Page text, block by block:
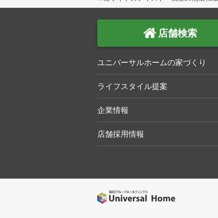
店舗検索
ユニバーサルホームの家づくり
ライフスタイル提案
企業情報
店舗採用情報